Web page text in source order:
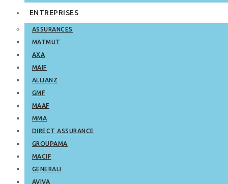
ENTREPRISES
ASSURANCES
MATMUT
AXA
MAIF
ALLIANZ
GMF
MAAF
MMA
DIRECT ASSURANCE
GROUPAMA
MACIF
GENERALI
AVIVA